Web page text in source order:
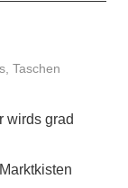
,Taschen
wirds grad